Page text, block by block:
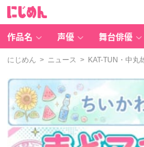
作品名 声優 舞台俳優
にじめん > ニュース > KAT-TUN・中丸